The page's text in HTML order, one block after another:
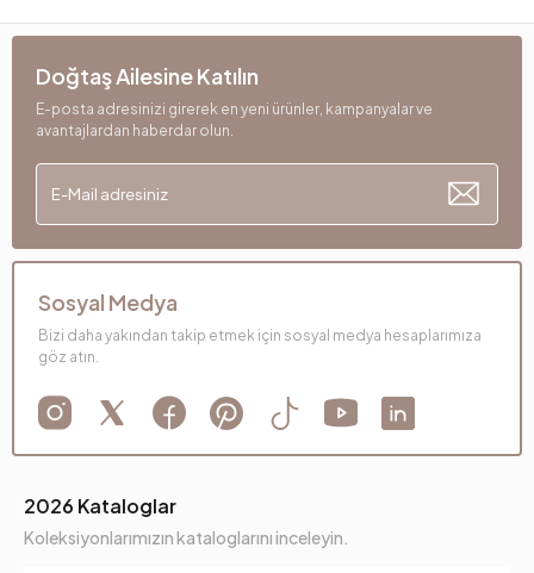
2026 Kataloglar
Koleksiyonlarımızın kataloglarını inceleyin.
Doğtaş Ailesine Katılın
E-posta adresinizi girerek en yeni ürünler, kampanyalar ve
avantajlardan haberdar olun.
Sosyal Medya
Bizi daha yakından takip etmek için sosyal medya hesaplarımıza
göz atın.